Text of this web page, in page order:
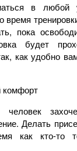
в любой
время
пока
будет
как удобно
комфорт
Делать
как кто-то